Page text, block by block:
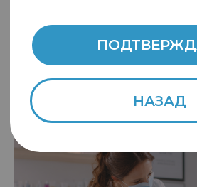
пациентов с акне